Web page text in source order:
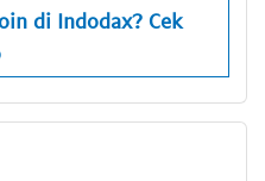
di Indodax? Cek